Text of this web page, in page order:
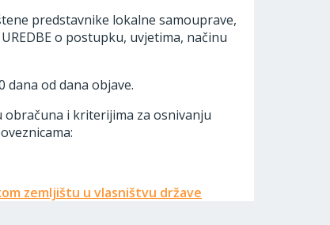
predstavnike lokalne samouprave,
o postupku, uvjetima, načinu
od dana objave.
obračuna i kriterijima za osnivanju
zemljištu u vlasništvu države